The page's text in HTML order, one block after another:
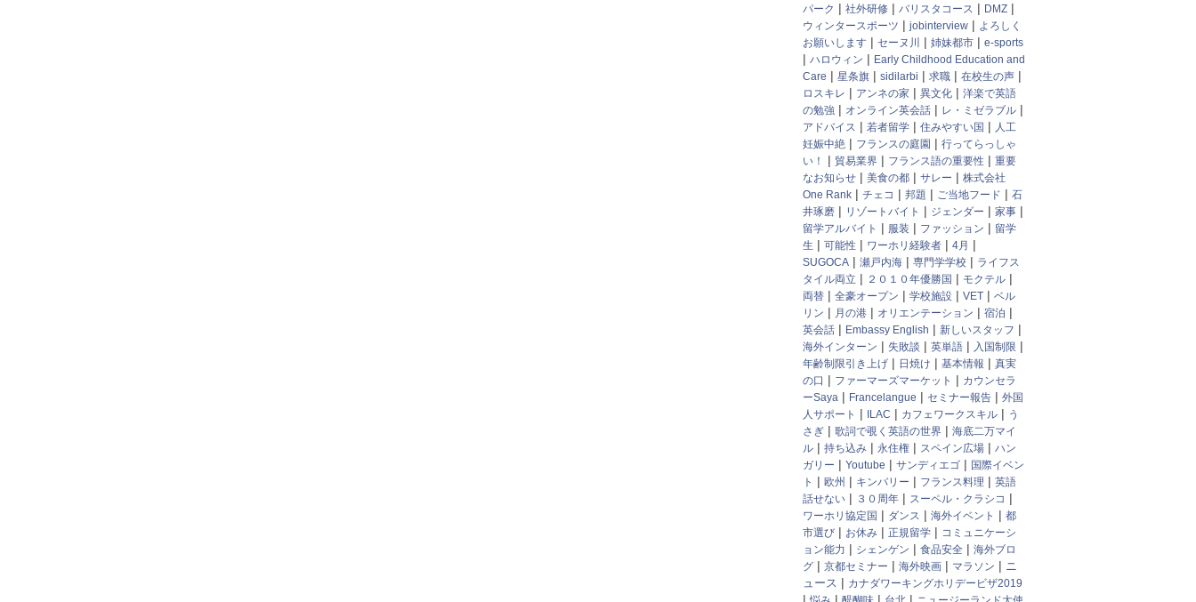
パーク | 社外研修 | バリスタコース | DMZ |
ウィンタースポーツ | jobinterview | よろしく
お願いします | セーヌ川 | 姉妹都市 | e-sports
| ハロウィン | Early Childhood Education and
Care | 星条旗 | sidilarbi | 求職 | 在校生の声 |
ロスキレ | アンネの家 | 異文化 | 洋楽で英語
の勉強 | オンライン英会話 | レ・ミゼラブル |
アドバイス | 若者留学 | 住みやすい国 | 人工
妊娠中絶 | フランスの庭園 | 行ってらっしゃ
い！
| 貿易業界 | フランス語の重要性 | 重要
なお知らせ | 美食の都 | サレー | 株式会社
One Rank | チェコ | 邦題 | ご当地フード | 石
井琢磨 | リゾートバイト | ジェンダー | 家事 |
留学アルバイト | 服装 | ファッション | 留学
生 | 可能性 | ワーホリ経験者 | 4月 |
SUGOCA | 瀬戸内海 | 専門学学校 | ライフス
タイル両立 | ２０１０年優勝国 | モクテル |
両替 | 全豪オープン | 学校施設 | VET | ベル
リン | 月の港 | オリエンテーション | 宿泊 |
英会話 | Embassy English | 新しいスタッフ |
海外インターン | 失敗談 | 英単語 | 入国制限 |
年齢制限引き上げ | 日焼け | 基本情報 | 真実
の口 | ファーマーズマーケット | カウンセラ
ーSaya | Francelangue | セミナー報告 | 外国
人サポート | ILAC | カフェワークスキル | う
さぎ | 歌詞で覗く英語の世界 | 海底二万マイ
ル | 持ち込み | 永住権 | スペイン広場 | ハン
ガリー | Youtube | サンディエゴ | 国際イベン
ト | 欧州 | キンバリー | フランス料理 | 英語
話せない | ３０周年 | スーペル・クラシコ |
ワーホリ協定国 | ダンス | 海外イベント | 都
市選び | お休み | 正規留学 | コミュニケーシ
ョン能力 | シェンゲン | 食品安全 | 海外ブロ
グ | 京都セミナー | 海外映画 | マラソン | ニ
ュース | カナダワーキングホリデービザ2019